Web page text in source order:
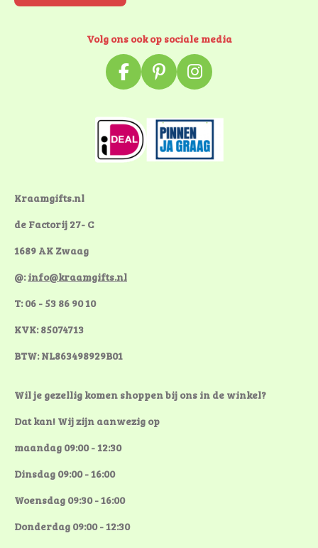
Volg ons ook op sociale media
F
a
c
e
b
o
P
i
n
t
e
r
I
n
s
t
a
g
Kraamgifts.nl
de Factorij 27- C
1689 AK Zwaag
@:info@kraamgifts.nl
T: 06 - 53 86 90 10
KVK: 85074713
BTW: NL863498929B01
Wil je gezellig komen shoppen bij ons in de winkel?
Dat kan! Wij zijn aanwezig op
maandag 09:00 - 12:30
Dinsdag 09:00 - 16:00
Woensdag 09:30 - 16:00
Donderdag 09:00 - 12:30